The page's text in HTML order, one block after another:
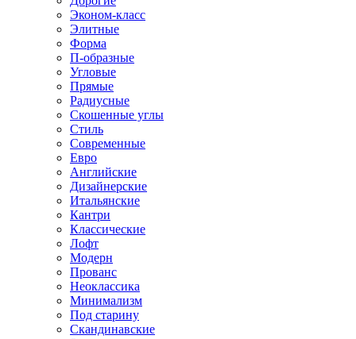
Эконом-класс
Элитные
Форма
П-образные
Угловые
Прямые
Радиусные
Скошенные углы
Стиль
Современные
Евро
Английские
Дизайнерские
Итальянские
Кантри
Классические
Лофт
Модерн
Прованс
Неоклассика
Минимализм
Под старину
Скандинавские